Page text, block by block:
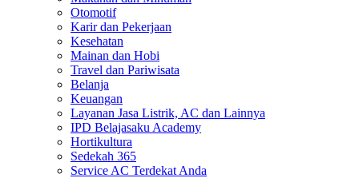
Otomotif
Karir dan Pekerjaan
Kesehatan
Mainan dan Hobi
Travel dan Pariwisata
Belanja
Keuangan
Layanan Jasa Listrik, AC dan Lainnya
IPD Belajasaku Academy
Hortikultura
Sedekah 365
Service AC Terdekat Anda